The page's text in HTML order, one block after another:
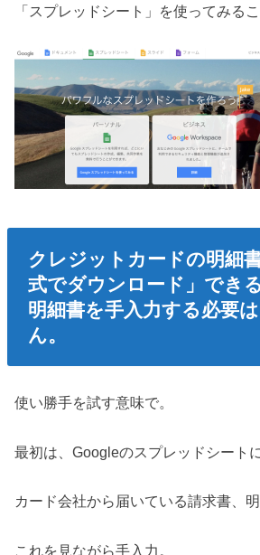
「スプレッドシート」を使ってみる
クレジットカードの明細
式でダウンロード」でき
明細書を手入力する必要
ん。
使い勝手を試す意味で。
最初は、Googleのスプレッドシートに
カード会社から届いている請求書、明
これを見ながら手入力。